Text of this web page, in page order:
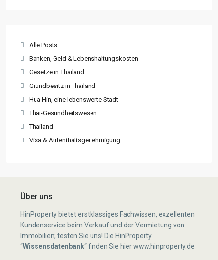
Alle Posts
Banken, Geld & Lebenshaltungskosten
Gesetze in Thailand
Grundbesitz in Thailand
Hua Hin, eine lebenswerte Stadt
Thai-Gesundheitswesen
Thailand
Visa & Aufenthaltsgenehmigung
Über uns
HinProperty bietet erstklassiges Fachwissen, exzellenten
Kundenservice beim Verkauf und der Vermietung von
Immobilien; testen Sie uns! Die HinProperty
“Wissensdatenbank“finden Sie hierwww.hinproperty.de